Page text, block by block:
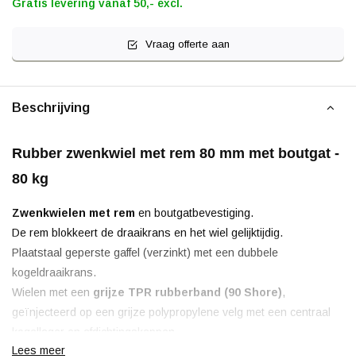
Gratis levering vanaf 50,- excl.
Vraag offerte aan
Beschrijving
Rubber zwenkwiel met rem 80 mm met boutgat -
80 kg
Zwenkwielen met rem en boutgatbevestiging.
De rem blokkeert de draaikrans en het wiel gelijktijdig.
Plaatstaal geperste gaffel (verzinkt) met een dubbele
kogeldraaikrans.
Wielen met een grijze TPR rubberband (90 Shore),
geïnjecteerd op een grijze polypropylene velg met een centraal
Non marking, de grijze band laat geen strepen achter.
Lees meer